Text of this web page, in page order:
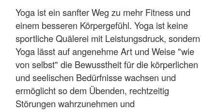
Yoga ist ein sanfter Weg zu mehr Fitness und
einem besseren Körpergefühl. Yoga ist keine
sportliche Quälerei mit Leistungsdruck, sondern
Yoga lässt auf angenehme Art und Weise "wie
von selbst" die Bewusstheit für die körperlichen
und seelischen Bedürfnisse wachsen und
ermöglicht so dem Übenden, rechtzeitig
Störungen wahrzunehmen und